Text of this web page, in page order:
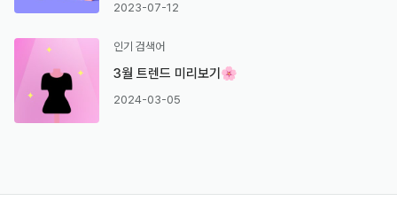
2023-07-12
인기 검색어
3월 트렌드 미리보기🌸
2024-03-05